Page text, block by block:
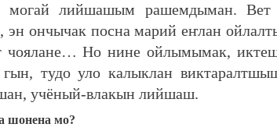
могай лийшашым рашемдыман.
эн ончычак посна марий еҥлан
чоялане… Но нине ойлымымак,
тудо уло калыклан
учёный-влакын лийшаш.
шонена мо?